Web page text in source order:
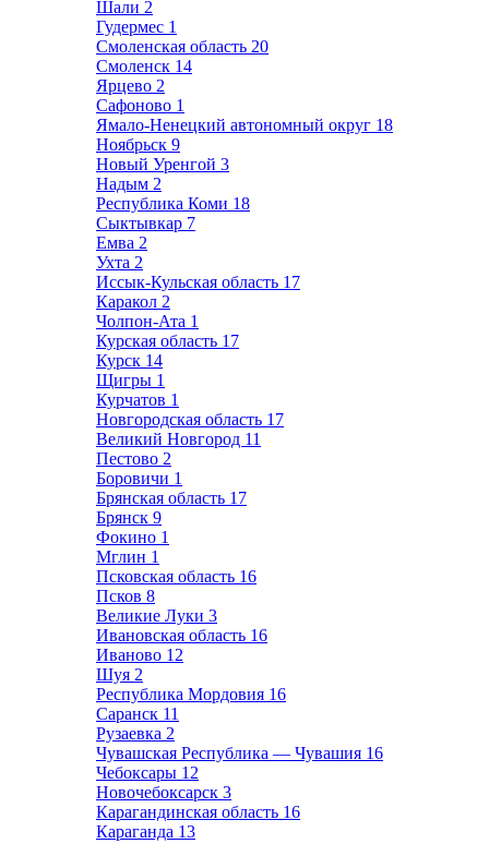
Шали 2
Гудермес 1
Смоленская область 20
Смоленск 14
Ярцево 2
Сафоново 1
Ямало-Ненецкий автономный округ 18
Ноябрьск 9
Новый Уренгой 3
Надым 2
Республика Коми 18
Сыктывкар 7
Емва 2
Ухта 2
Иссык-Кульская область 17
Каракол 2
Чолпон-Ата 1
Курская область 17
Курск 14
Щигры 1
Курчатов 1
Новгородская область 17
Великий Новгород 11
Пестово 2
Боровичи 1
Брянская область 17
Брянск 9
Фокино 1
Мглин 1
Псковская область 16
Псков 8
Великие Луки 3
Ивановская область 16
Иваново 12
Шуя 2
Республика Мордовия 16
Саранск 11
Рузаевка 2
Чувашская Республика — Чувашия 16
Чебоксары 12
Новочебоксарск 3
Карагандинская область 16
Караганда 13